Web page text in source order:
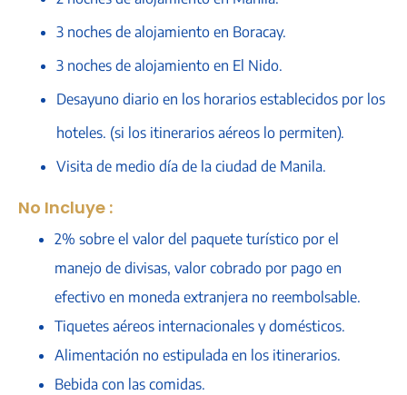
3 noches de alojamiento en Boracay.
3 noches de alojamiento en El Nido.
Desayuno diario en los horarios establecidos por los
hoteles. (si los itinerarios aéreos lo permiten).
Visita de medio día de la ciudad de Manila.
No Incluye :
2% sobre el valor del paquete turístico por el
manejo de divisas, valor cobrado por pago en
efectivo en moneda extranjera no reembolsable.
Tiquetes aéreos internacionales y domésticos.
Alimentación no estipulada en los itinerarios.
Bebida con las comidas.